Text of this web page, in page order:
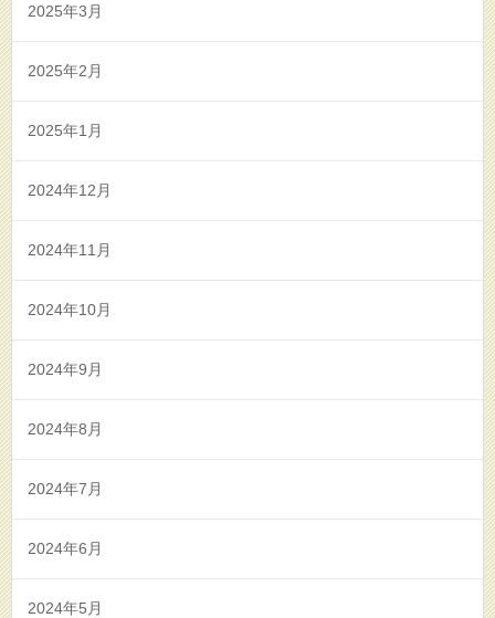
2025年3月
2025年2月
2025年1月
2024年12月
2024年11月
2024年10月
2024年9月
2024年8月
2024年7月
2024年6月
2024年5月